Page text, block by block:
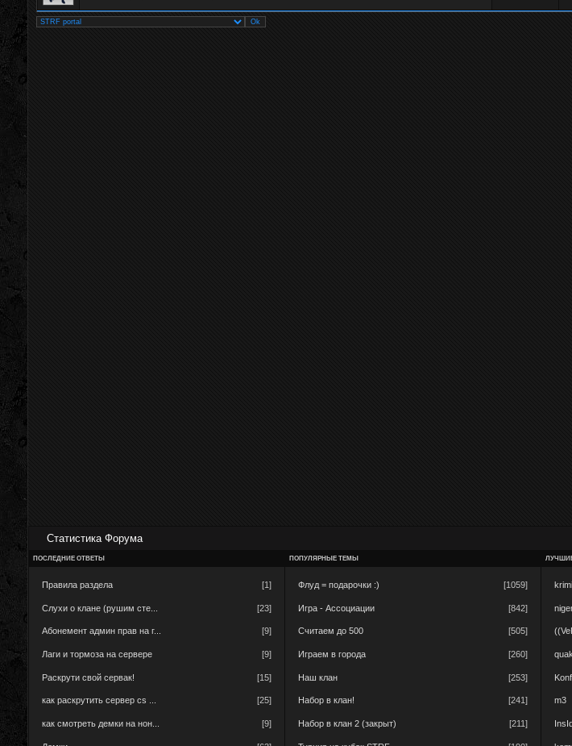
Статистика Форума
ПОСЛЕДНИЕ ОТВЕТЫ ПОПУЛЯРНЫЕ ТЕМЫ
Правила раздела [1]
Слухи о клане (рушим сте... [23]
Абонемент админ прав на г... [9]
Лаги и тормоза на сервере [9]
Раскрути свой сервак! [15]
как раскрутить сервер cs ... [25]
как смотреть демки на нон... [9]
Флуд = подарочки :) [1059]
Игра - Ассоциации [842]
Считаем до 500 [505]
Играем в города [260]
Наш клан [253]
Набор в клан! [241]
Набор в клан 2 (закрыт) [211]
m3